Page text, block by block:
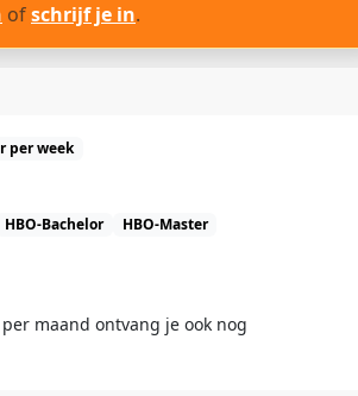
ofschrijf je in.
per week
HBO-Bachelor HBO-Master
maand ontvang je ook nog